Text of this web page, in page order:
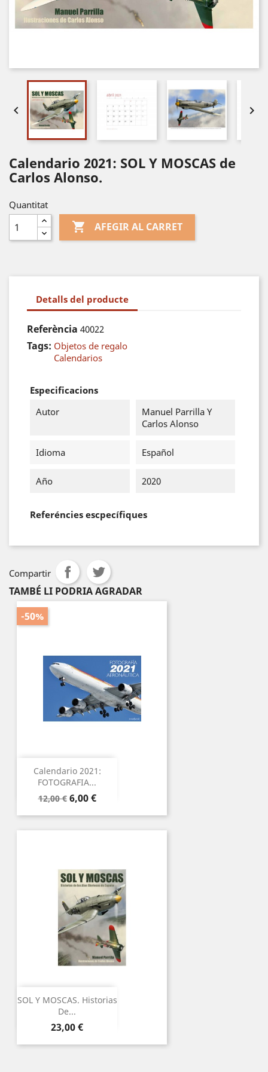
 
Calendario 2021: SOL Y MOSCAS de
Carlos Alonso.
Quantitat
 AFEGIR AL CARRET
Detalls del producte
Referència 40022
Tags: Objetos de regalo
Calendarios
Especificacions
Autor
Manuel Parrilla Y
Carlos Alonso
Idioma Español
Año 2020
Referéncies escpecífiques
Compartir
TAMBÉ LI PODRIA AGRADAR
Calendario 2021:
FOTOGRAFIA...
Preu
12,00 € Preu
6,00 €
-50%
SOL Y MOSCAS. Historias
De...
Preu
23,00 €